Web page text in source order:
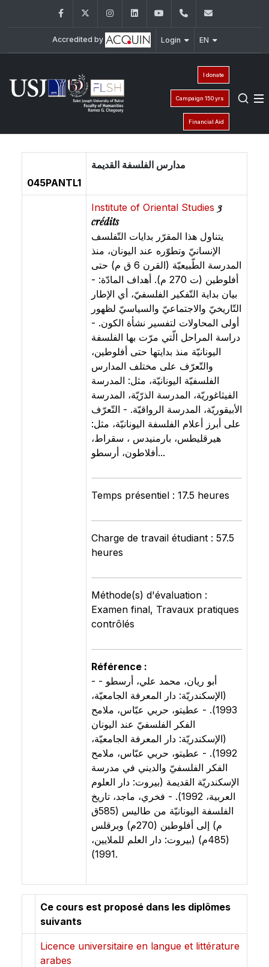
FacebookTwitter InstagramLinkedInYouTube+961 (1) 421 000
Accredited by Login EN
I donate
Campaign 150 yrs
Financial Aid
045PANTL1
مدارس الفلسفة القديمة
Institute of Oriental Studies 3
crédits
يتناول هذا المقرّر بدايات التّفلسف
الإنسانيّ وتطوّره عند اليونان، منذ
المدرسة الطّبيعيّة (القرن 6 ق م) حتى
أفلوطين (ت 270 م). أهداف المادّة: -
بيان بداية التّفكير الفلسفيّ، أي الإطار
التّاريخيّ والاجتماعيّ والسياسيّ لظهور
أولى المحاولات لتفسير نشأة الكون. -
دراسة المراحل الّتي مرّت بها الفلسفة
اليونانيّة منذ بدايتها حتى أفلوطين،
والتّعرّف على مختلف المدارس
الفلسفيّة اليونانيّة، مثل: المدرسة
الفيثاغوريّة، المدرسة الذرّيّة، المدرسة
الأبيقوريّة، المدرسة الرواقيّة. - التّعرّف
على أبرز أعلام الفلسفة اليونانيّة، مثل:
هيرقليطس، بارمنيدس ، سقراط،
أفلاطون، أرسطو...
Temps présentiel : 17.5 heures
Charge de travail étudiant : 57.5
heures
Méthode(s) d'évaluation :
Examen final, Travaux pratiques
contrôlés
Référence :
- - أبو ريان، محمد علي، أرسطو
(الإسكندريّة: دار المعرفة الجامعيّة،
1993). - عطيتو، حربي عبّاس، ملامح
الفكر الفلسفيّ عند اليونان
(الإسكندريّة: دار المعرفة الجامعيّة،
1992). - عطيتو، حربي عبّاس، ملامح
الفكر الفلسفيّ والديني في مدرسة
الإسكندريّة القديمة (بيروت: دار العلوم
العربية، 1992). - فخري، ماجد، تاريخ
الفلسفة اليونانيّة من طاليس (585ق
م) إلى أفلوطين (270م) وبرقلس
(485م) (بيروت: دار العلم للملايين،
1991).
Ce cours est proposé dans les diplômes
suivants
Licence universitaire en langue et littérature
arabes